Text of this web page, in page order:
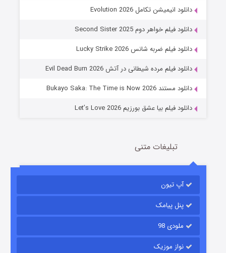
جادوگری در مغولستان
باب اسفنجی فصل ۱۷
قسمت6 (زیرنویس) منتشر شد
دانلود انیمیشن تکامل Evolution 2026
دانلود فیلم خواهر دوم Second Sister 2025
دانلود فیلم ضربه شانس Lucky Strike 2026
دانلود فیلم مرده شیطانی در آتش Evil Dead Burn 2026
دانلود مستند Bukayo Saka: The Time is Now 2026
دانلود فیلم بیا عشق بورزیم Let’s Love 2026
تبلیغات متنی
آپ تیون
پنل پیامک
ملودی 98
نواز موزیک